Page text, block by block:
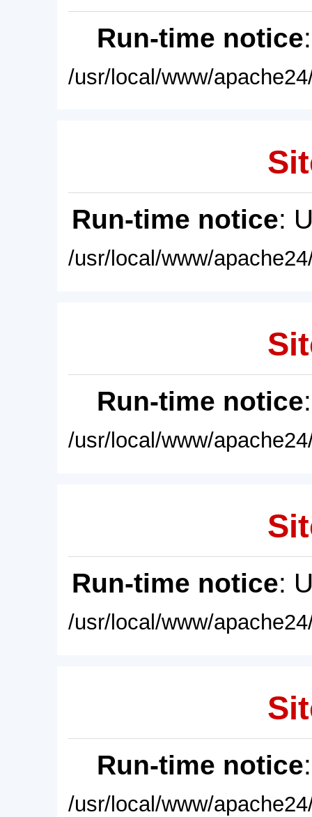
Run-time notice
/usr/local/www/
Run-time notice:
/usr/local/www/
Run-time notice
/usr/local/www/
Run-time notice:
/usr/local/www/
Run-time notice
/usr/local/www/